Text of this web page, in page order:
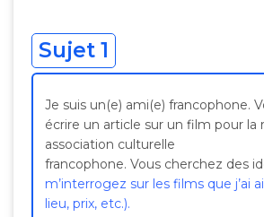
Sujet 1
Je suis un(e) ami(e) francophone.
écrire un article sur un film pour la
association culturelle
francophone. Vous cherchez des
m’interrogez sur les films que j’ai
lieu, prix, etc.).